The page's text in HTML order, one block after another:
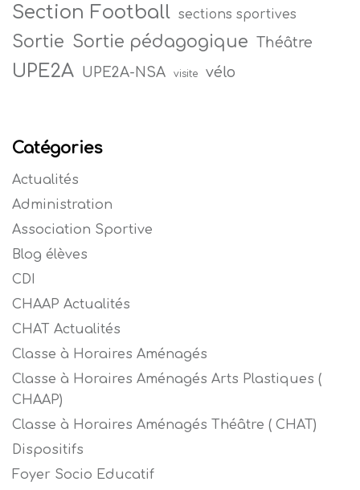
Section Football sections sportives
Sortie Sortie pédagogique Théâtre
UPE2A UPE2A-NSA visite vélo
Catégories
Actualités
Administration
Association Sportive
Blog élèves
CDI
CHAAP Actualités
CHAT Actualités
Classe à Horaires Aménagés
Classe à Horaires Aménagés Arts Plastiques (
CHAAP)
Classe à Horaires Aménagés Théâtre ( CHAT)
Dispositifs
Foyer Socio Educatif